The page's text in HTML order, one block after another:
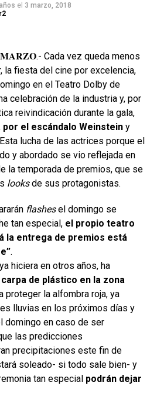
el 3 marzo, 2018
.- Cada vez queda menos
la fiesta del cine por excelencia,
en el Teatro Dolby de
celebración de la industria y, por
reivindicación durante la gala,
el escándalo Weinsteiny
lucha de las actrices porque el
y abordado se vio reflejada en
la temporada de premios, que se
looksde sus protagonistas.
flashesel domingo se
tan especial, el propio teatro
la entrega de premios está
.
hiciera en otros años, ha
de plástico en la zona
proteger la alfombra roja, ya
lluvias en los próximos días y
domingo en caso de ser
las predicciones
precipitaciones este fin de
soleado- si todo sale bien- y
tan especial podrán dejar